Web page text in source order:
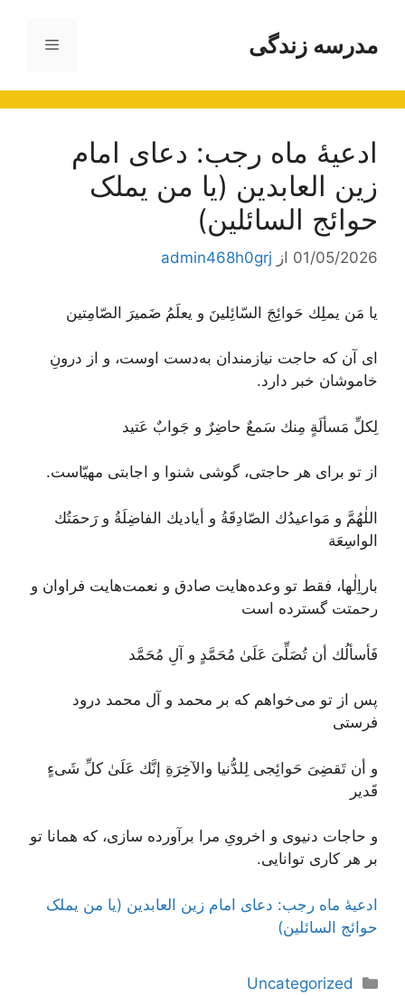
محتوامدرسه زندگی فهرست
ادعیۀ ماه رجب: دعای امام
زین العابدین (یا من یملک
حوائج السائلین)
01/05/2026 از admin468h0grj
يا مَن يملِك حَوائِجَ السّائِلينَ و يعلَمُ ضَميرَ الصّامِتين
ای آن که حاجت نیازمندان به‌دست اوست، و از درونِ
خاموشان خبر دارد.
لِكلِّ مَسألَةٍ مِنك سَمعٌ حاضِرٌ و جَوابٌ عَتيد
از تو برای هر حاجتی، گوشی شنوا و اجابتی مهیّاست.
اللٰهُمَّ و مَواعيدُك الصّادِقَةُ و أياديك الفاضِلَةُ و رَحمَتُك
الواسِعَة
باراِلٰها، فقط تو وعده‌هایت صادق‌ و نعمت‌هایت فراوان و
رحمتت گسترده است
فَأسألُك أن تُصَلِّىَ عَلَىٰ مُحَمَّدٍ و آلِ مُحَمَّد
پس از تو می‌خواهم که بر محمد و آل محمد درود
فرستی
و أن تَقضِىَ حَوائِجى لِلدُّنيا والآخِرَةِ إنَّك عَلَىٰ كلِّ شَىءٍ
قَدير
و حاجات دنیوی و اخرویِ مرا برآورده سازی، که همانا تو
بر هر کاری توانایی.
ادعیۀ ماه رجب: دعای امام زین العابدین (یا من یملک
حوائج السائلین)
دسته‌ها
Uncategorized